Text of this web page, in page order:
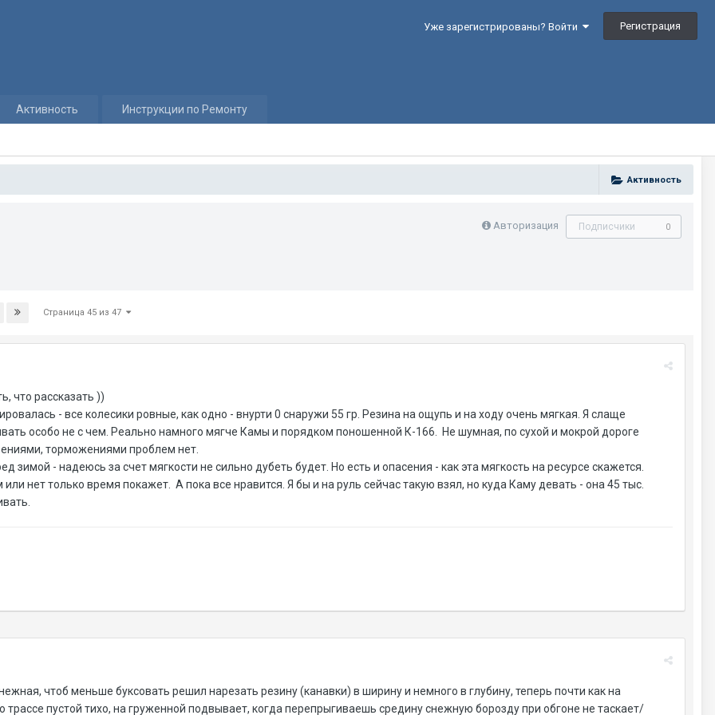
Уже зарегистрированы? Войти Регистрация
Активность Инструкции по Ремонту
Активность
Авторизация Подписчики 0
Страница 45 из 47
что рассказать ))
- все колесики ровные, как одно - внурти 0 снаружи 55 гр. Резина на ощупь и на ходу очень мягкая. Я слаще
особо не с чем. Реально намного мягче Камы и порядком поношенной К-166. Не шумная, по сухой и мокрой дороге
торможениями проблем нет.
зимой - надеюсь за счет мягкости не сильно дубеть будет. Но есть и опасения - как эта мягкость на ресурсе скажется.
нет только время покажет. А пока все нравится. Я бы и на руль сейчас такую взял, но куда Каму девать - она 45 тыс.
чтоб меньше буксовать решил нарезать резину (канавки) в ширину и немного в глубину, теперь почти как на
трассе пустой тихо, на груженной подвывает, когда перепрыгиваешь средину снежную борозду при обгоне не таскает/